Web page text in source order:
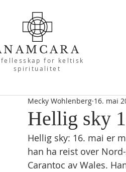
fellesskap for keltisk
spiritualitet
Hellig sky
Mecky Wohlenberg 16. mai
Hellig sky: 16. mai er
han ha reist over
Carantoc av Wales.